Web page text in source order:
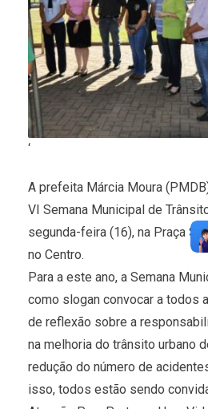
‘
A prefeita Márcia Moura
VI Semana Municipal de
segunda-feira (16), na Praça
no Centro.
Para a este ano, a Semana
como slogan convocar a todos
de reflexão sobre a
na melhoria do trânsito urbano
redução do número de
isso, todos estão sendo